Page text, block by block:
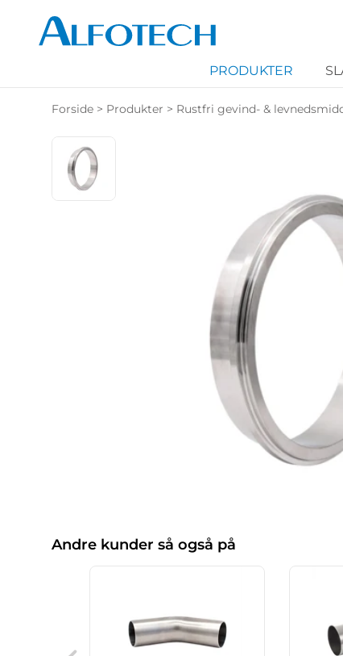
PRODUKTER
Forside > Produkter > Rustfri gevind- &
Andre kunder så også på